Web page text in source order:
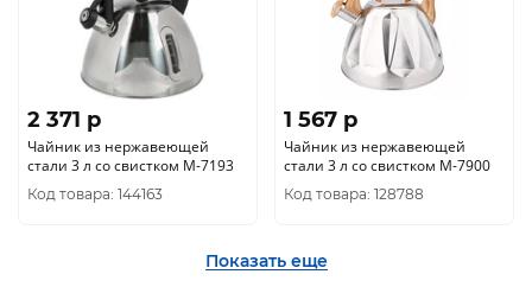
2 371 p
Чайник из нержавеющей
стали 3 л со свистком М-7193
Код товара: 144163
1 567 p
Чайник из нержавеющей
стали 3 л со свистком М-7900
Код товара: 128788
Показать еще